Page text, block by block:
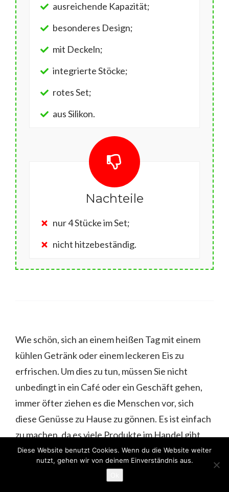
ausreichende Kapazität;
besonderes Design;
mit Deckeln;
integrierte Stöcke;
rotes Set;
aus Silikon.
Nachteile
nur 4 Stücke im Set;
nicht hitzebeständig.
Wie schön, sich an einem heißen Tag mit einem
kühlen Getränk oder einem leckeren Eis zu
erfrischen. Um dies zu tun, müssen Sie nicht
unbedingt in ein Café oder ein Geschäft gehen,
immer öfter ziehen es die Menschen vor, sich
diese Genüsse zu Hause zu gönnen. Es ist einfach
zu machen, da es viele Produkte im Handel gibt,
die es ermöglichen, Eis und Eiscreme zu Hause
herstellen, eines dieser Produkte sind spezielle
Diese Website benutzt Cookies. Wenn du die Website weiter
nutzt, gehen wir von deinem Einverständnis aus.